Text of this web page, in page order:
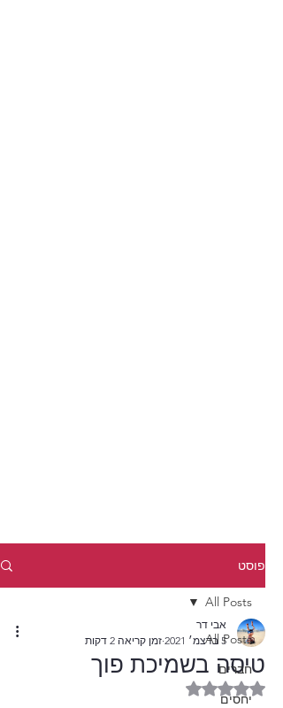
פוסט
All Posts
חברים
יחסים
All Posts
טיסה בשמיכת פוך
אבי דר
5 בדצמ׳ 2021
זמן קריאה 2 דקות
דירוג של NaN מתוך 5 כוכבים